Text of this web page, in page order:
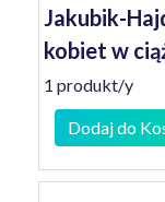
Jakubik-
kobiet w
1 produkt/y
Dodaj do